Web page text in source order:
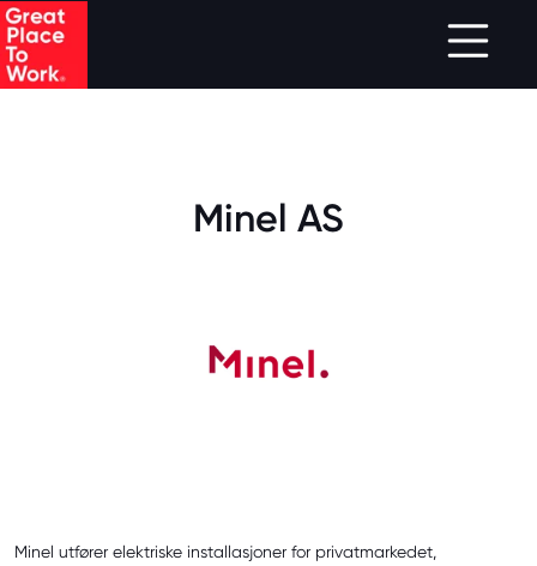
.
Skip to main content
Minel AS
Minel utfører elektriske installasjoner for privatmarkedet,